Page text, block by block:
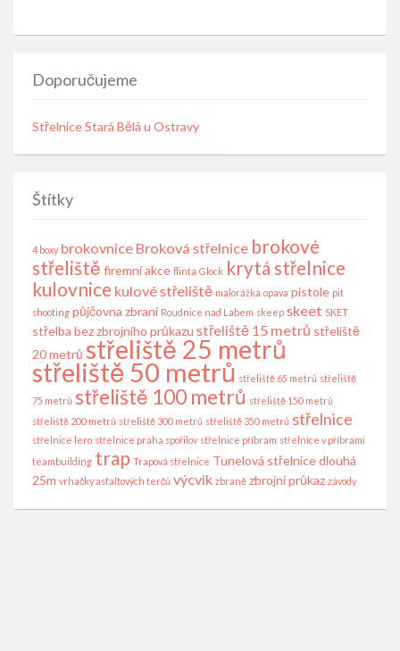
Doporučujeme
Střelnice Stará Bělá u Ostravy
Štítky
4 boxy brokovnice Broková střelnice brokové
střeliště firemní akce flinta Glock krytá střelnice
kulovnice kulové střeliště malorážka opava pistole pit
shooting půjčovna zbraní Roudnice nad Labem skeep skeet SKET
střelba bez zbrojního průkazu střeliště 15 metrů střeliště
20 metrů střeliště 25 metrů
střeliště 50 metrů střeliště 65 metrů střeliště
75 metrů střeliště 100 metrů střeliště 150 metrů
střeliště 200 metrů střeliště 300 metrů střeliště 350 metrů střelnice
střelnice lero střelnice praha spořilov střelnice příbram střelnice v příbrami
teambuilding trap Trapová střelnice Tunelová střelnice dlouhá
25m vrhačky asfaltových terčů výcvik zbraně zbrojní průkaz závody